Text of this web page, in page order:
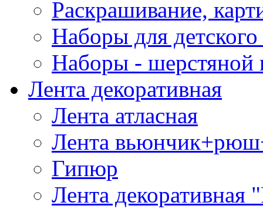
Раскрашивание,
Наборы для
Наборы - шерстяной
Лента декоративная
Лента атласная
Лента
Гипюр
Лента декоративная